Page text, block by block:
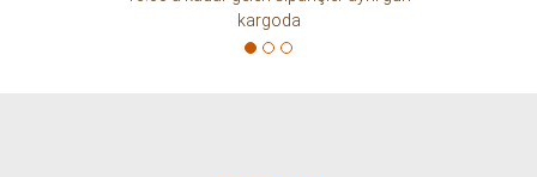
kargoda